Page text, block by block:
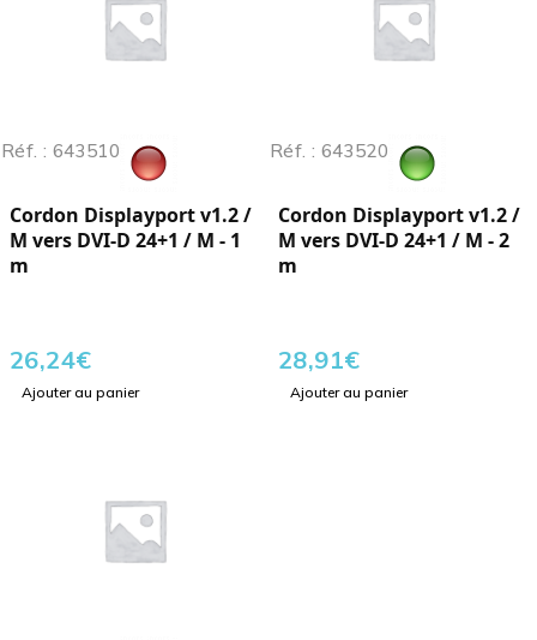
Réf. : 643510
Cordon Displayport v1.2 /
M vers DVI-D 24+1 / M - 1
m
26,24€
Ajouter au panier
Réf. : 643520
Cordon Displayport v1.2 /
M vers DVI-D 24+1 / M - 2
m
28,91€
Ajouter au panier